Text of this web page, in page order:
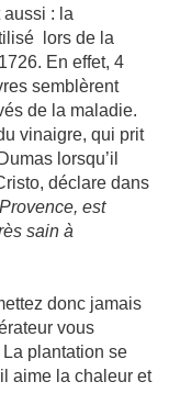
aussi : la
lors de la
En effet, 4
semblèrent
de la maladie.
vinaigre, qui prit
lorsqu’il
déclare dans
est
sain à
donc jamais
vous
La plantation se
aime la chaleur et